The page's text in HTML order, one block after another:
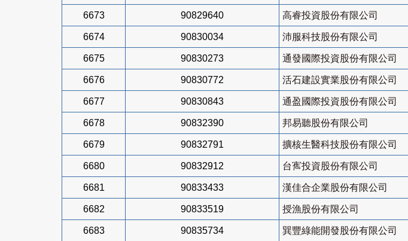
6673 90829640 高睿投資股份有限公司
6674 90830034 沛服科技股份有限公司
6675 90830273 通發國際投資股份有限公司
6676 90830772 活石建設實業股份有限公司
6677 90830843 通盈國際投資股份有限公司
6678 90832390 邦易聽股份有限公司
6679 90832791 擴核生醫科技股份有限公司
6680 90832912 台寯投資股份有限公司
6681 90833433 漢佳合企業股份有限公司
6682 90833519 授漁股份有限公司
6683 90835734 巽豐綠能開發股份有限公司